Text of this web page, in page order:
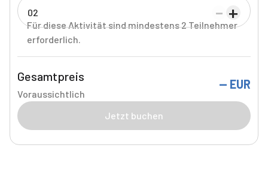
02 - +
Für diese Aktivität sind mindestens 2 Teilnehmer
erforderlich.
Gesamtpreis
Voraussichtlich
-- EUR
Jetzt buchen